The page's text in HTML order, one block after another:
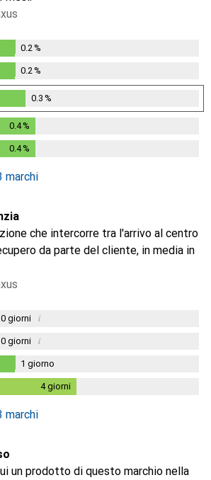
%
0.2 %
%
0.2 %
%
0.3 %
0.4%
0.4%
marchi
che intercorre tra l'arrivo al centro
da parte del cliente, in media in
0giorni i
0giorni i
1 giorno
4giorni
marchi
un prodotto di questo marchio nella